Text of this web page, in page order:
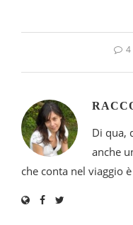
4
Di qua,
anche
che conta nel viaggio